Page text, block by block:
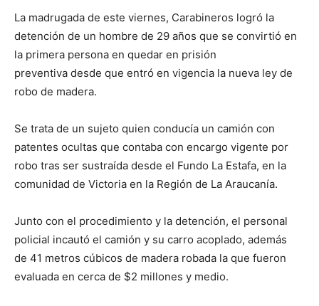
La madrugada de este viernes, Carabineros logró la
detención de un hombre de 29 años que se convirtió en
la primera persona en quedar en prisión
preventiva desde que entró en vigencia la nueva ley de
robo de madera.
Se trata de un sujeto quien conducía un camión con
patentes ocultas que contaba con encargo vigente por
robo tras ser sustraída desde el Fundo La Estafa, en la
comunidad de Victoria en la Región de La Araucanía.
Junto con el procedimiento y la detención, el personal
policial incautó el camión y su carro acoplado, además
de 41 metros cúbicos de madera robada la que fueron
evaluada en cerca de $2 millones y medio.